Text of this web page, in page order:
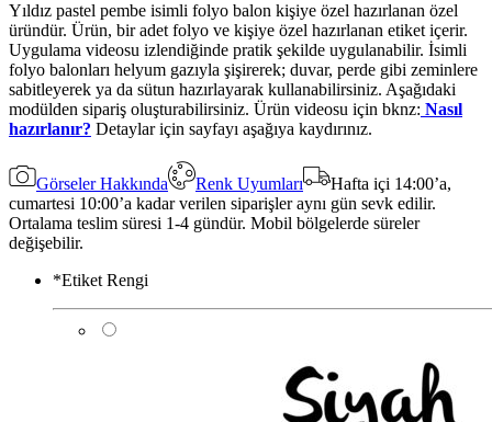
Yıldız pastel pembe isimli folyo balon kişiye özel hazırlanan özel
üründür. Ürün, bir adet folyo ve kişiye özel hazırlanan etiket içerir.
Uygulama videosu izlendiğinde pratik şekilde uygulanabilir. İsimli
folyo balonları helyum gazıyla şişirerek; duvar, perde gibi zeminlere
sabitleyerek ya da sütun hazırlayarak kullanabilirsiniz. Aşağıdaki
modülden sipariş oluşturabilirsiniz. Ürün videosu için bknz: Nasıl
hazırlanır? Detaylar için sayfayı aşağıya kaydırınız.
Görseler Hakkında Renk Uyumları
Hafta içi 14:00’a,
cumartesi 10:00’a kadar verilen siparişler aynı gün sevk edilir.
Ortalama teslim süresi 1-4 gündür. Mobil bölgelerde süreler
değişebilir.
*Etiket Rengi